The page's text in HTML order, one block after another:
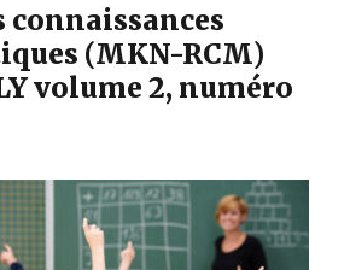
connaissances
(MKN-RCM)
volume 2, numéro